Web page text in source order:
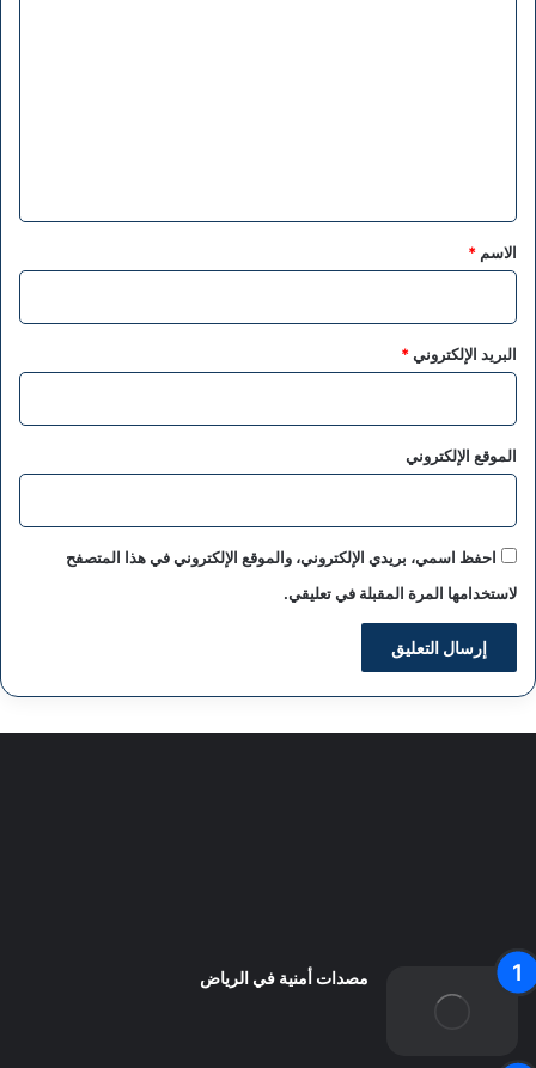
*
الاسم *
البريد الإلكتروني*
الموقع الإلكتروني
احفظ اسمي، بريدي الإلكتروني، والموقع الإلكتروني في هذا المتصفح
لاستخدامها المرة المقبلة في تعليقي.
مصدات أمنية في الرياض